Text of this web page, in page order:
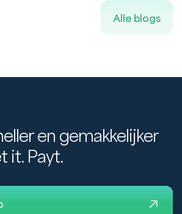
Alle blogs
en gemakkelijker
it. Payt.